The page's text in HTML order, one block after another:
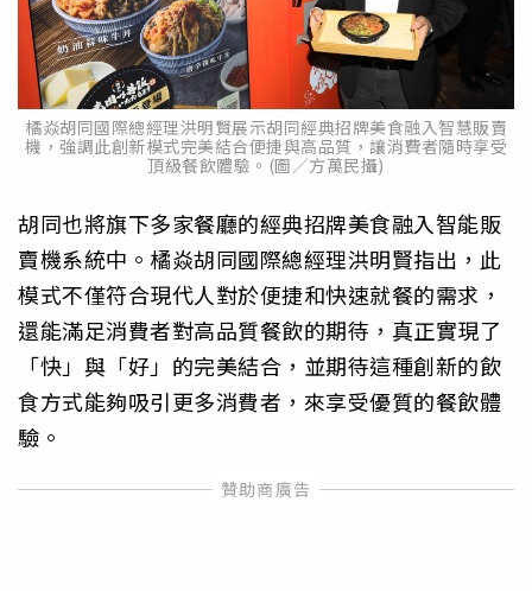
橘焱胡同國際總經理洪明賢展示胡同經典招牌美食融入智慧販賣
機，強調此創新模式完美結合便捷與高品質，讓消費者隨時享受
頂級餐飲體驗。(圖／方萬民攝)
胡同也將旗下多家餐廳的經典招牌美食融入智能販
賣機系統中。橘焱胡同國際總經理洪明賢指出，此
模式不僅符合現代人對於便捷和快速就餐的需求，
還能滿足消費者對高品質餐飲的期待，真正實現了
「快」與「好」的完美結合，並期待這種創新的飲
食方式能夠吸引更多消費者，來享受優質的餐飲體
驗。